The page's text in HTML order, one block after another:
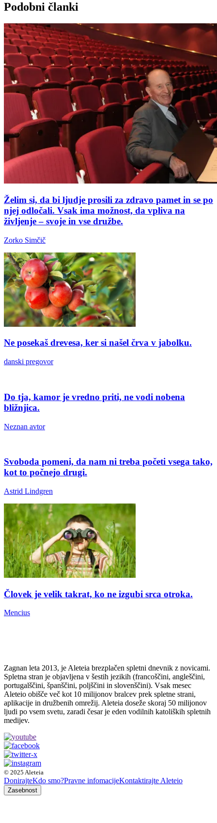
Podobni članki
Želim si, da bi ljudje prosili za zdravo pamet in se po
njej odločali. Vsak ima možnost, da vpliva na
življenje – svoje in vse družbe.
Zorko Simčič
Ne posekaš drevesa, ker si našel črva v jabolku.
danski pregovor
Do tja, kamor je vredno priti, ne vodi nobena
bližnjica.
Neznan avtor
Svoboda pomeni, da nam ni treba početi vsega tako,
kot to počnejo drugi.
Astrid Lindgren
Človek je velik takrat, ko ne izgubi srca otroka.
Mencius
Zagnan leta 2013, je Aleteia brezplačen spletni dnevnik z novicami.
Spletna stran je objavljena v šestih jezikih (francoščini, angleščini,
portugalščini, španščini, poljščini in slovenščini). Vsak mesec
Aleteio obišče več kot 10 milijonov bralcev prek spletne strani,
aplikacije in družbenih omrežij. Aleteia doseže skoraj 50 milijonov
ljudi po vsem svetu, zaradi česar je eden vodilnih katoliških spletnih
medijev.
© 2025 Aleteia
DonirajteKdo smo?Pravne infomacijeKontaktirajte Aleteio
Zasebnost